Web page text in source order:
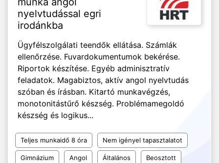
nyelvtudással egri
irodánkba
Ügyfélszolgálati teendők ellátása. Számlák
ellenőrzése. Fuvardokumentumok bekérése.
Riportok készítése. Egyéb adminisztratív
feladatok. Magabiztos, aktív angol nyelvtudás
szóban és írásban. Kitartó munkavégzés,
monotonitástűrő készség. Problémamegoldó
készség és logikus...
Teljes munkaidő 8 óra Nem igényel tapasztalatot
Gimnázium Angol Általános Beosztott